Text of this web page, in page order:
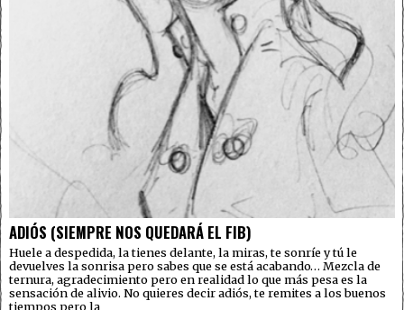
ADIÓS (SIEMPRE NOS QUEDARÁ EL FIB)
Huele a despedida, la tienes delante, la miras, te sonríe y tú le
devuelves la sonrisa pero sabes que se está acabando… Mezcla de
ternura, agradecimiento pero en realidad lo que más pesa es la
sensación de alivio. No quieres decir adiós, te remites a los buenos
tiempos pero la